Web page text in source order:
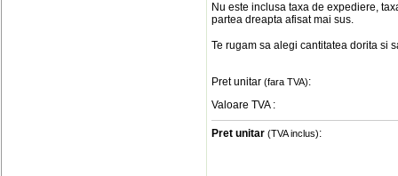
Nu este inclusa taxa de expediere,
partea dreapta afisat mai sus.
Te rugam sa alegi cantitatea dorita si
Pret unitar (fara TVA):
Valoare TVA :
Pret unitar (TVA inclus):